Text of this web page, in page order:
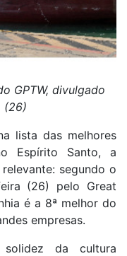
GPTW, divulgado
(26)
lista das melhores
Espírito Santo, a
segundo o
(26) pelo Great
é a 8ª melhor do
empresas.
da cultura